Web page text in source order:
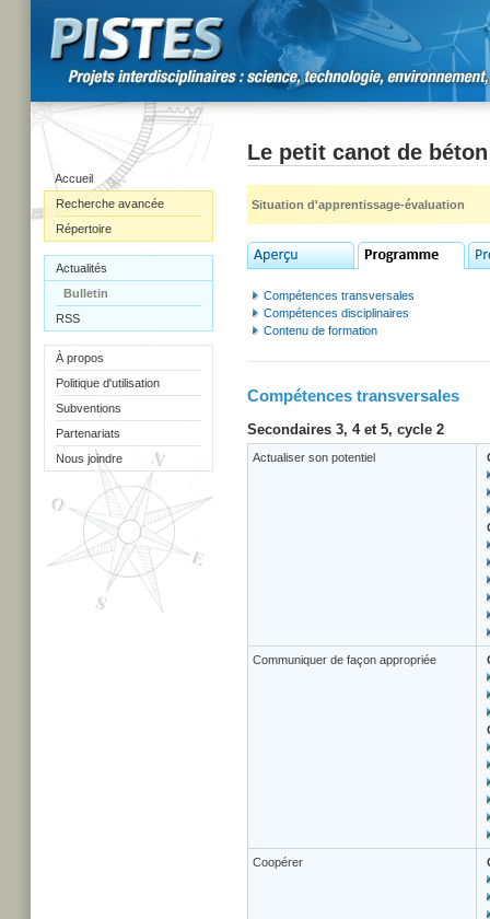
Accueil
Recherche avancée
Répertoire
Actualités
Bulletin
RSS
À propos
Politique d'utilisation
Subventions
Partenariats
Nous joindre
Le petit canot de béton
Situation d'apprentissage-évaluation
Compétences transversales
Compétences disciplinaires
Contenu de formation
Compétences transversales
Secondaires 3, 4 et 5, cycle 2
Actualiser son potentiel
Communiquer de façon appropriée
Coopérer